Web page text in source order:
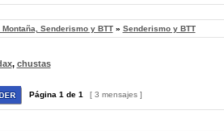
Senderismo y BTT» Senderismo y BTT
, chustas
Página 1 de 1 [ 3 mensajes ]